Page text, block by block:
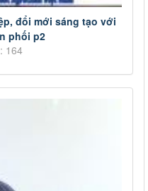
đổi mới sáng tạo với
phối p2
164